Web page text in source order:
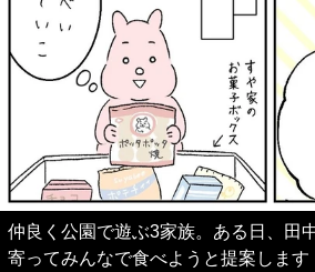
仲良く公園で遊ぶ3家族。ある日、田
寄ってみんなで食べようと提案します